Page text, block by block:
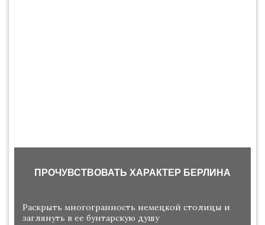
ПРОЧУВСТВОВАТЬ ХАРАКТЕР БЕРЛИНА
Раскрыть многогранность немецкой столицы и
заглянуть в ее бунтарскую душу